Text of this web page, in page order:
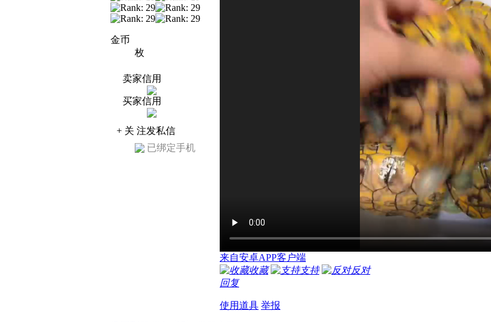
金币
枚
卖家信用
买家信用
+ 关 注发私信
已绑定手机
来自安卓APP客户端
收藏
支持
反对
回复
使用道具 举报